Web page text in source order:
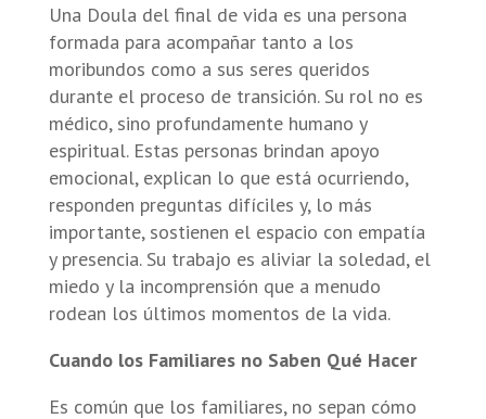
Una Doula del final de vida es una persona
formada para acompañar tanto a los
moribundos como a sus seres queridos
durante el proceso de transición. Su rol no es
médico, sino profundamente humano y
espiritual. Estas personas brindan apoyo
emocional, explican lo que está ocurriendo,
responden preguntas difíciles y, lo más
importante, sostienen el espacio con empatía
y presencia. Su trabajo es aliviar la soledad, el
miedo y la incomprensión que a menudo
rodean los últimos momentos de la vida.
Cuando los Familiares no Saben Qué Hacer
Es común que los familiares, no sepan cómo